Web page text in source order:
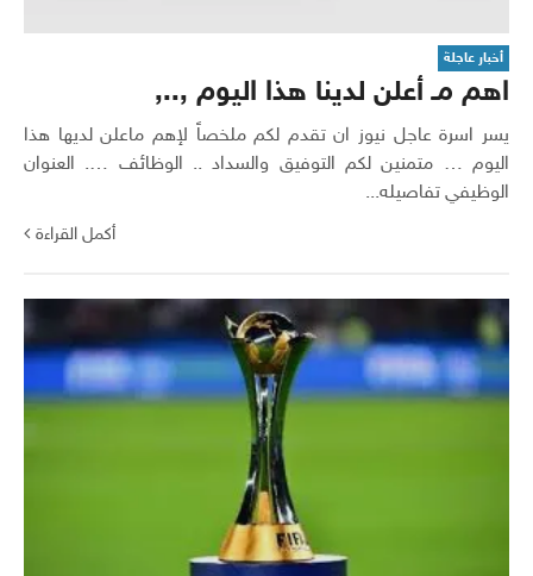
أخبار عاجلة
اهم مـ أعلن لدينا هذا اليوم ,..,
يسر اسرة عاجل نيوز ان تقدم لكم ملخصاً لإهم ماعلن لديها هذا
اليوم … متمنين لكم التوفيق والسداد .. الوظائف …. العنوان
الوظيفي تفاصيله...
أكمل القراءة